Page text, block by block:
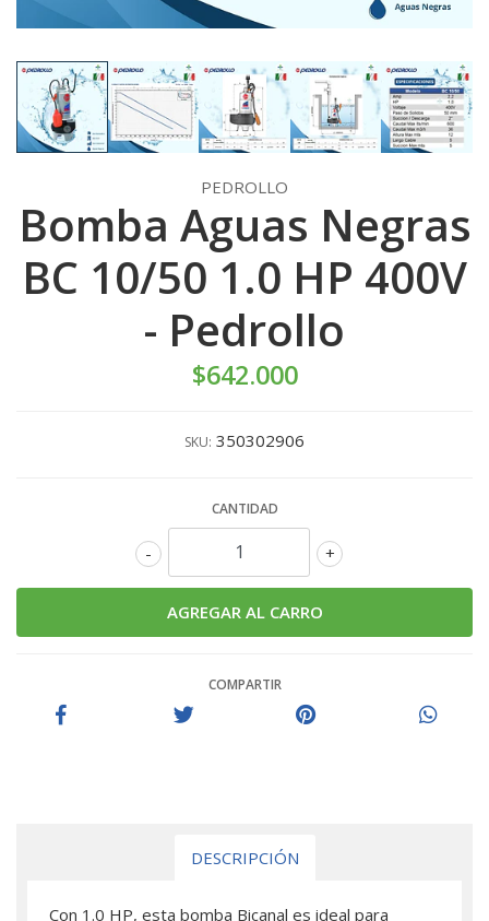
PEDROLLO
Bomba Aguas Negras
BC 10/50 1.0 HP 400V
- Pedrollo
$642.000
SKU: 350302906
CANTIDAD
+
-
COMPARTIR
DESCRIPCIÓN
Con 1.0 HP, esta bomba Bicanal es ideal para